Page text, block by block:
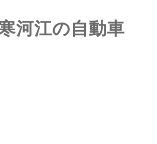
河江の自動車